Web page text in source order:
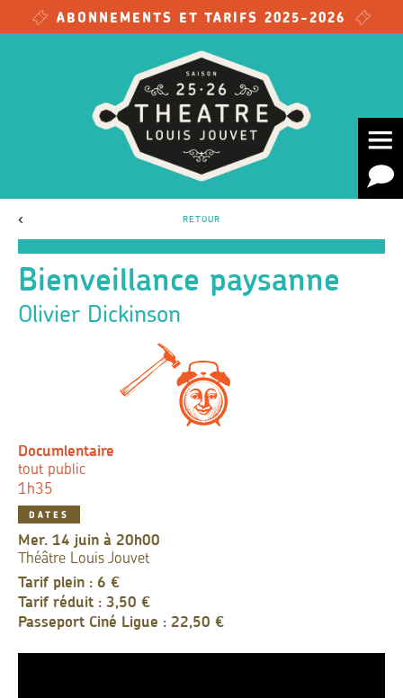
Skip to main content
ABONNEMENTS ET TARIFS 2025-2026
< RETOUR
Bienveillance paysanne
Olivier Dickinson
Documlentaire
tout public
1h35
DATES
mer. 14 juin à 20h00
Théâtre Louis Jouvet
Tarif plein : 6 €
Tarif réduit : 3,50 €
Passeport Ciné Ligue : 22,50 €